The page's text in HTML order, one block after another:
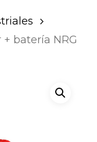
batería NRG